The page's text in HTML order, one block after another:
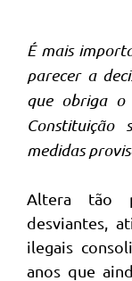
É mais
parecer a
que obriga o
medidas
Altera tão
desviantes,
ilegais
anos que